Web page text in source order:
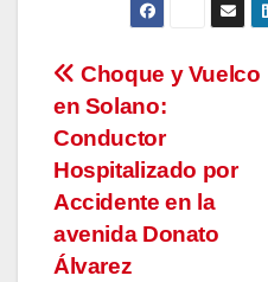
Navegación
de
entradas
Choque y Vuelco
en Solano:
Conductor
Hospitalizado por
Accidente en la
avenida Donato
Álvarez